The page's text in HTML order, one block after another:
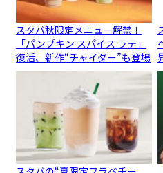
スタバ秋限定メニュー解禁！
「パンプキン スパイス ラテ」
復活、新作“チャイダー”も登場